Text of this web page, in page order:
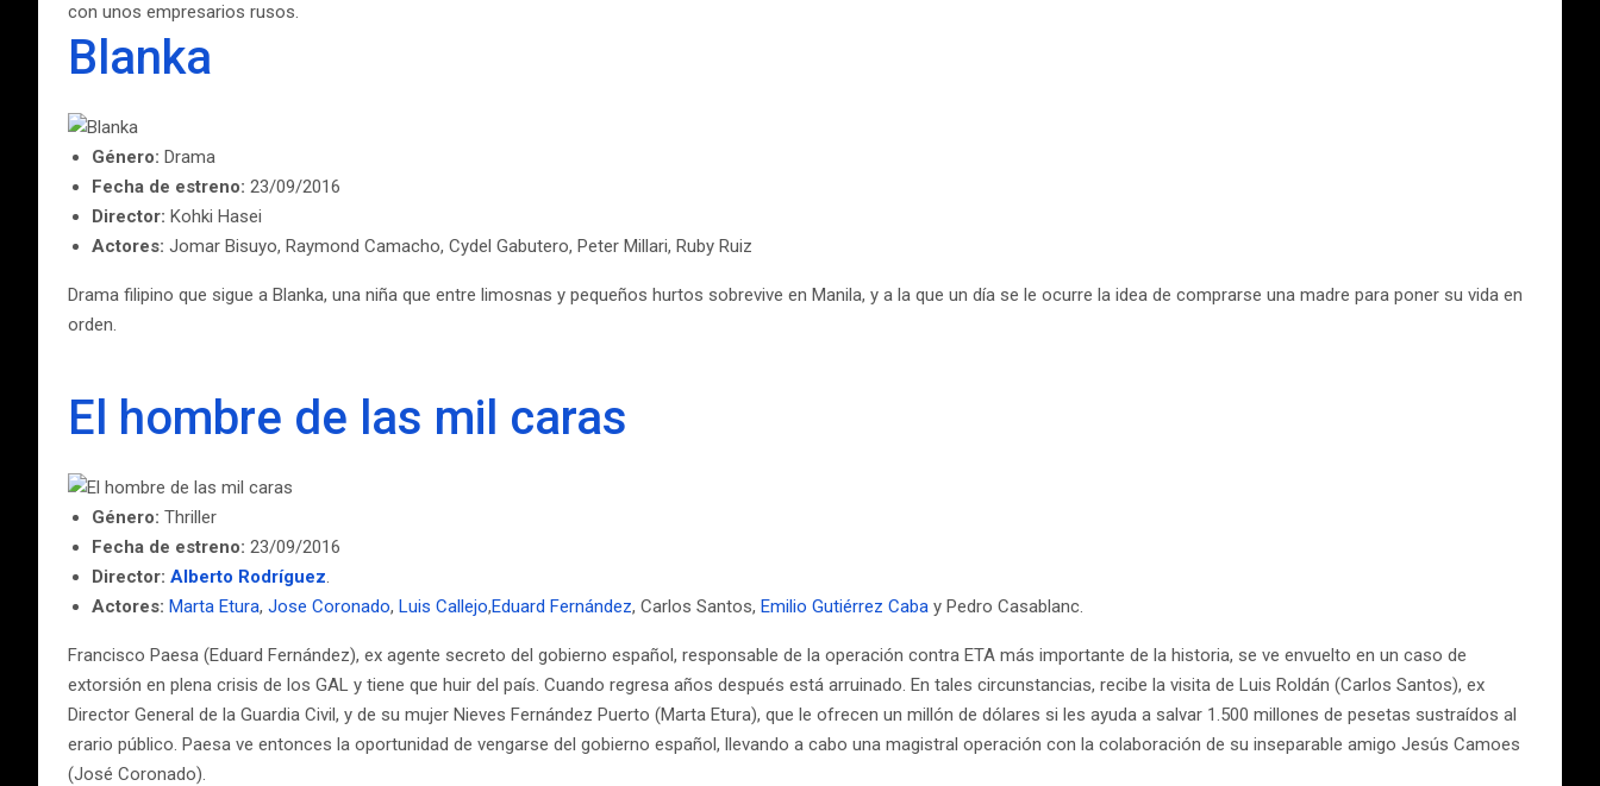
con unos empresarios rusos.
Blanka
Género: Drama
Fecha de estreno: 23/09/2016
Director: Kohki Hasei
Actores: Jomar Bisuyo, Raymond Camacho, Cydel Gabutero, Peter Millari, Ruby Ruiz
Drama filipino que sigue a Blanka, una niña que entre limosnas y pequeños hurtos sobrevive en Manila, y a la que un día se le ocurre la idea de comprarse una madre para poner su vida en
orden.
El hombre de las mil caras
Género: Thriller
Fecha de estreno: 23/09/2016
Director: Alberto Rodríguez.
Actores: Marta Etura, Jose Coronado, Luis Callejo,Eduard Fernández, Carlos Santos, Emilio Gutiérrez Caba y Pedro Casablanc.
Francisco Paesa (Eduard Fernández), ex agente secreto del gobierno español, responsable de la operación contra ETA más importante de la historia, se ve envuelto en un caso de
extorsión en plena crisis de los GAL y tiene que huir del país. Cuando regresa años después está arruinado. En tales circunstancias, recibe la visita de Luis Roldán (Carlos Santos), ex
Director General de la Guardia Civil, y de su mujer Nieves Fernández Puerto (Marta Etura), que le ofrecen un millón de dólares si les ayuda a salvar 1.500 millones de pesetas sustraídos al
erario público. Paesa ve entonces la oportunidad de vengarse del gobierno español, llevando a cabo una magistral operación con la colaboración de su inseparable amigo Jesús Camoes
(José Coronado).